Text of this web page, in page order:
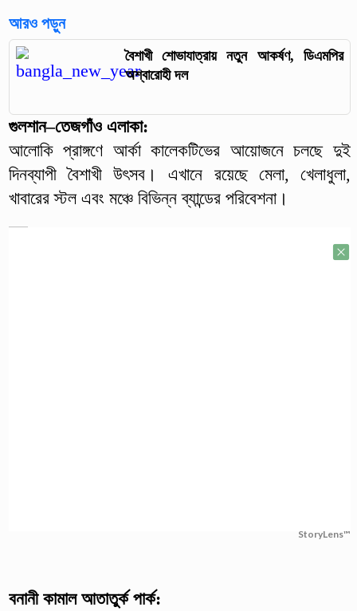
আরও পড়ুন
বৈশাখী শোভাযাত্রায় নতুন আকর্ষণ, ডিএমপির
অশ্বারোহী দল
গুলশান–তেজগাঁও এলাকা:
আলোকি প্রাঙ্গণে আর্কা কালেকটিভের আয়োজনে চলছে দুই
দিনব্যাপী বৈশাখী উৎসব। এখানে রয়েছে মেলা, খেলাধুলা,
খাবারের স্টল এবং মঞ্চে বিভিন্ন ব্যান্ডের পরিবেশনা।
StoryLens™
বনানী কামাল আতাতুর্ক পার্ক: